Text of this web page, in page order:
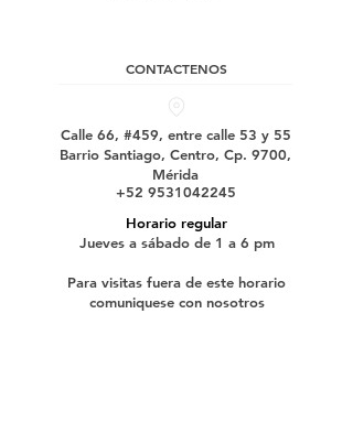
CONTACTENOS
Calle 66, #459, entre calle 53 y 55
Barrio Santiago, Centro, Cp. 9700,
Mérida
+52 9531042245
Horario regular
Jueves a sábado de 1 a 6 pm
Para visitas fuera de este horario
comuniquese con nosotros